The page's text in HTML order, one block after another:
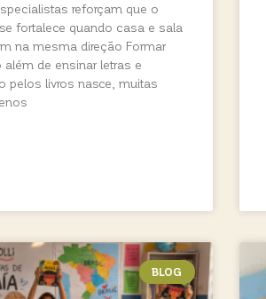
reforçam que o
fortalece quando casa e sala
na mesma direção Formar
além de ensinar letras e
pelos livros nasce, muitas
BLOG